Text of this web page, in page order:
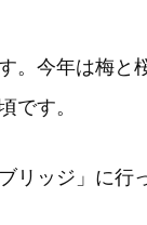
。今年は梅
です。
リッジ」に行